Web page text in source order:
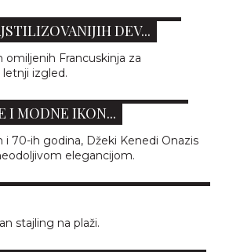
DEV...
omiljenih Francuskinja za
izgled.
I MODNE IKON...
i 70-ih godina, Džeki Kenedi Onazis
elegancijom.
stajling na plaži.